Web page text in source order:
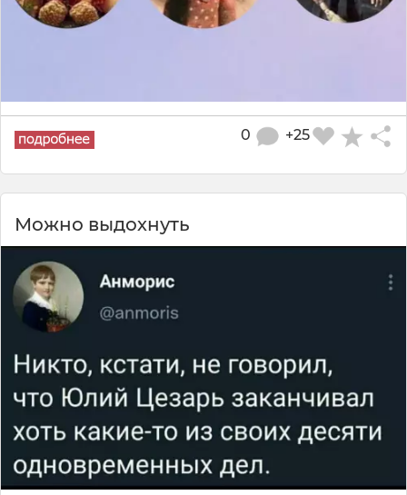
+25
0
Можно выдохнуть